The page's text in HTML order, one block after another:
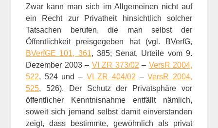
Zwar kann man sich im Allgemeinen nicht auf
ein Recht zur Privatheit hinsichtlich solcher
Tatsachen berufen, die man selbst der
Öffentlichkeit preisgegeben hat (vgl. BVerfG,
BVerfGE 101, 361, 385; Senat, Urteile vom 9.
Dezember 2003 – VI ZR 373/02 – VersR 2004,
522, 524 und – VI ZR 404/02 –VersR 2004,
525, 526). Der Schutz der Privatsphäre vor
öffentlicher Kenntnisnahme entfällt nämlich,
soweit sich jemand selbst damit einverstanden
zeigt, dass bestimmte, gewöhnlich als privat